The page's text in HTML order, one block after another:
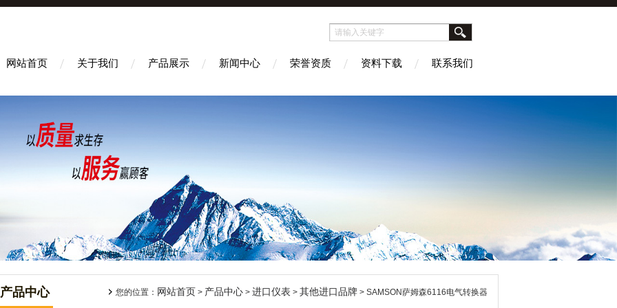
网站首页 关于我们 产品展示 新闻中心 荣誉资质 资料下载 联系我们
产品中心 您的位置： 网站首页 > 产品中心 > 进口仪表 > 其他进口品牌 > SAMSON萨姆森6116电气转换器